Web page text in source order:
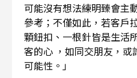
可能沒有想法練明臻會主
參考；不僅如此，若客戶
顆鈕扣、一根針皆是生活
客的心 ，如同交朋友，或
可能性。」